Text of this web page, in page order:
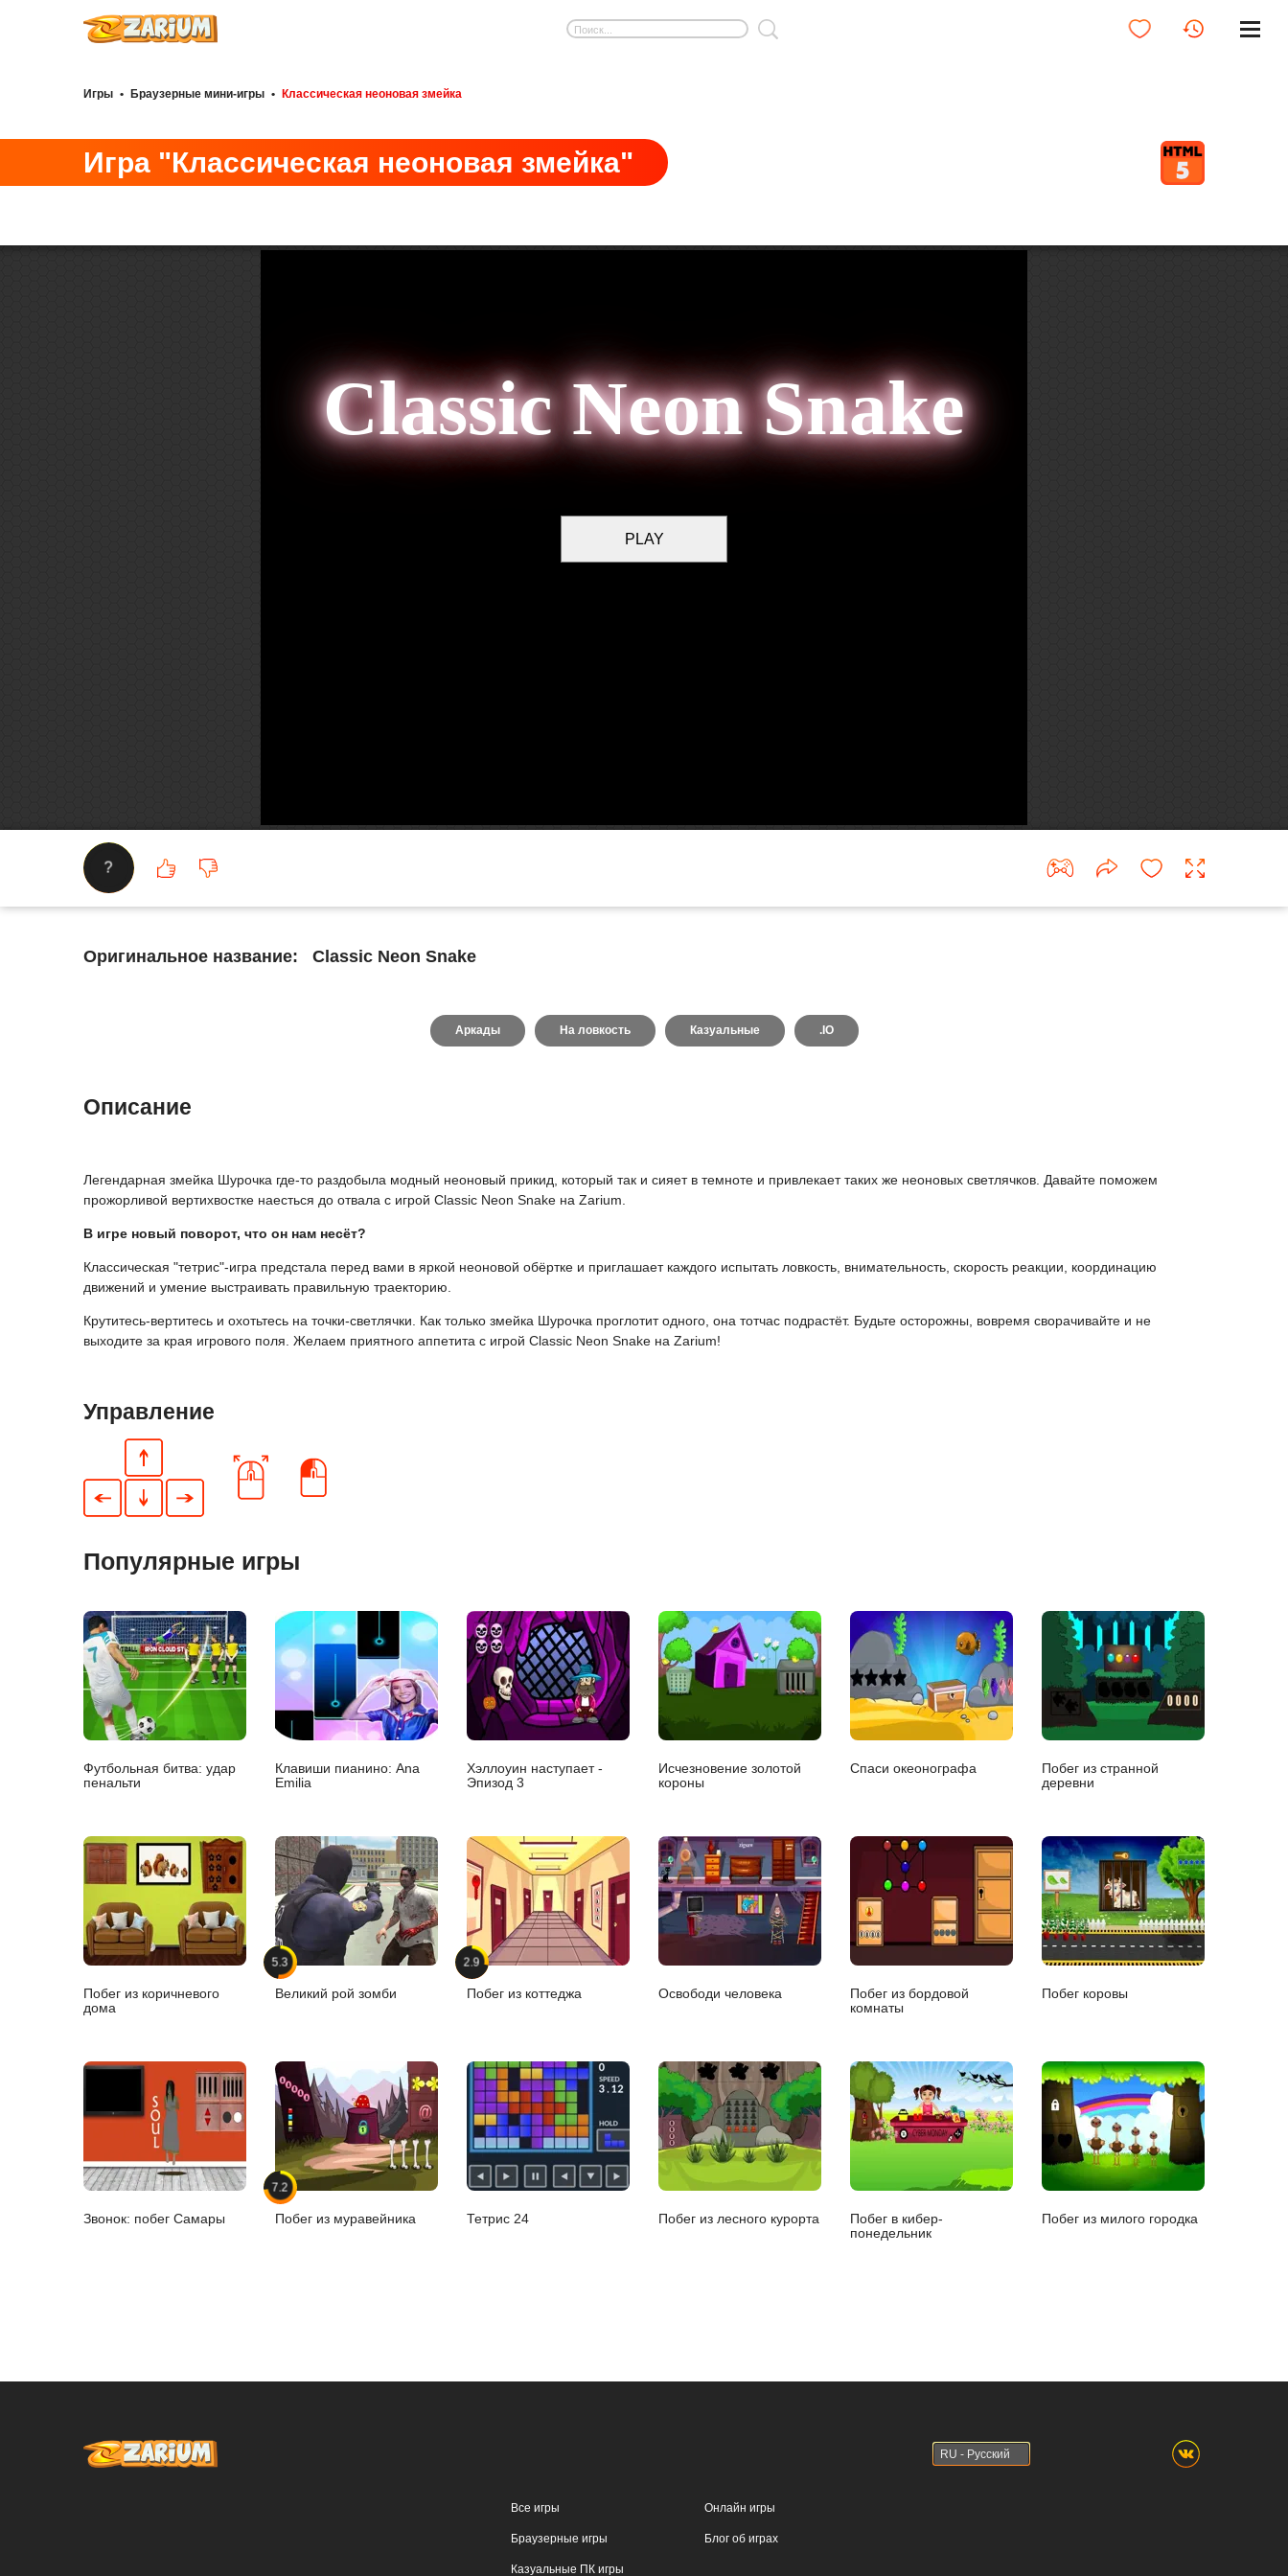
Игры • Браузерные мини-игры • Классическая неоновая змейка
Игра "Классическая неоновая змейка"
?
Оригинальное название: Classic Neon Snake
Аркады На ловкость Казуальные .IO
Описание
Легендарная змейка Шурочка где-то раздобыла модный неоновый прикид, который так и сияет в темноте и привлекает таких же неоновых светлячков. Давайте поможем
прожорливой вертихвостке наесться до отвала с игрой Classic Neon Snake на Zarium.
В игре новый поворот, что он нам несёт?
Классическая "тетрис"-игра предстала перед вами в яркой неоновой обёртке и приглашает каждого испытать ловкость, внимательность, скорость реакции, координацию
движений и умение выстраивать правильную траекторию.
Крутитесь-вертитесь и охотьтесь на точки-светлячки. Как только змейка Шурочка проглотит одного, она тотчас подрастёт. Будьте осторожны, вовремя сворачивайте и не
выходите за края игрового поля. Желаем приятного аппетита с игрой Classic Neon Snake на Zarium!
Управление
Популярные игры
Футбольная битва: удар
пенальти
Клавиши пианино: Ana
Emilia
Хэллоуин наступает -
Эпизод 3
Исчезновение золотой
короны
Спаси океонографа
Побег из странной
деревни
Побег из коричневого
дома
5.3
Великий рой зомби
2.9
Побег из коттеджа Освободи человека
Побег из бордовой
комнаты
Побег коровы
Звонок: побег Самары
7.2
Побег из муравейника Тетрис 24 Побег из лесного курорта
Побег в кибер-
понедельник
Побег из милого городка
RU - Русский
Все игры
Браузерные игры
Казуальные ПК игры
Онлайн игры
Блог об играх